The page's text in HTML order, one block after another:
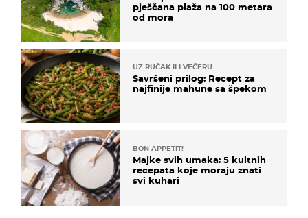
pješčana plaža na 100 metara
od mora
UZ RUČAK ILI VEČERU
Savršeni prilog: Recept za
najfinije mahune sa špekom
BON APPETIT!
Majke svih umaka: 5 kultnih
recepata koje moraju znati
svi kuhari